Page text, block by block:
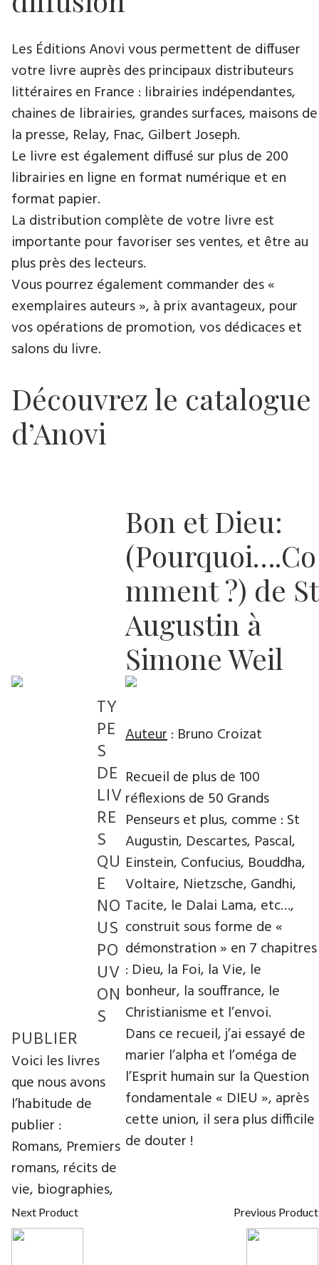
Les Éditions Anovi vous permettent de diffuser
votre livre auprès des principaux distributeurs
littéraires en France : librairies indépendantes,
chaines de librairies, grandes surfaces, maisons de
la presse, Relay, Fnac, Gilbert Joseph.
Le livre est également diffusé sur plus de 200
librairies en ligne en format numérique et en
format papier.
La distribution complète de votre livre est
importante pour favoriser ses ventes, et être au
plus près des lecteurs.
Vous pourrez également commander des «
exemplaires auteurs », à prix avantageux, pour
vos opérations de promotion, vos dédicaces et
salons du livre.
Découvrez le catalogue
d’Anovi
Bon et Dieu:
(Pourquoi….Co
mment ?) de St
Augustin à
Simone Weil
Auteur: Bruno Croizat
Recueil de plus de 100
réflexions de 50 Grands
Penseurs et plus, comme : St
Augustin, Descartes, Pascal,
Einstein, Confucius, Bouddha,
Voltaire, Nietzsche, Gandhi,
Tacite, le Dalai Lama, etc…,
construit sous forme de «
démonstration » en 7 chapitres
: Dieu, la Foi, la Vie, le
bonheur, la souffrance, le
Christianisme et l’envoi.
Dans ce recueil, j’ai essayé de
marier l’alpha et l’oméga de
l’Esprit humain sur la Question
fondamentale « DIEU », après
cette union, il sera plus difficile
de douter !
Next Product Previous Product
TY
PE
S
DE
LIV
RE
S
QU
E
NO
US
PO
UV
ON
S
PUBLIER
Voici les livres
que nous avons
l’habitude de
publier :
Romans, Premiers
romans, récits de
vie, biographies,